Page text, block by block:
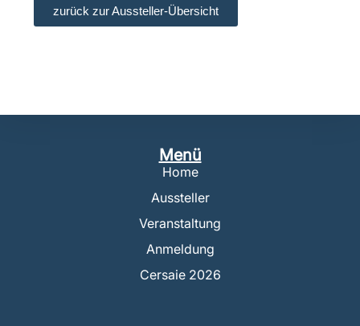
zurück zur Aussteller-Übersicht
Menü
Home
Aussteller
Veranstaltung
Anmeldung
Cersaie 2026